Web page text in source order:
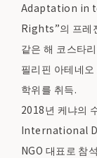
Adaptation in
Rights”의 프레
같은 해 코스타
필리핀 아테네
학위를 취득.
2018년 케냐의
International
NGO 대표로 참